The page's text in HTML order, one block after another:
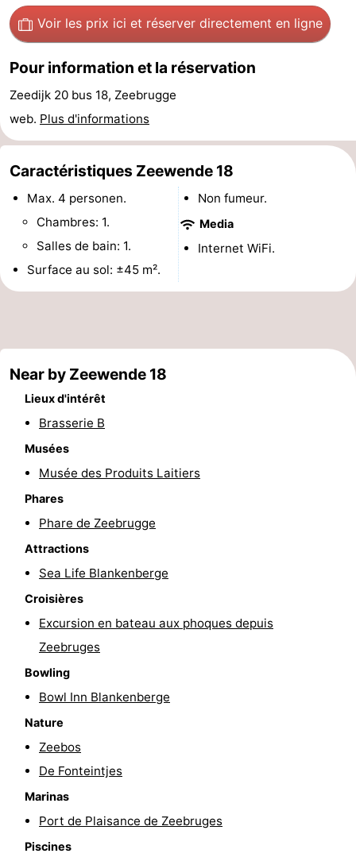
minutes
Plages
Voir
et
faire
Lieux
d'intérêt
-
Musées
-
Monuments
Moulins
Attractions
Fermes
-
Aires
jeux
intérieures
Parcours
golf
Centres
bien-
être
Villages
villes
Nature
Sports
Piscines
Terrains
golf
Surfen
Boire
manger
Événements
Pratiques
Voir les prix ici et réserver directement en ligne
Pour information et la réservation
Zeedijk 20 bus 18, Zeebrugge
web. Plus d'informations
Caractéristiques Zeewende 18
Max. 4 personen.
Chambres: 1.
Salles de bain: 1.
Surface au sol: ±45 m².
Non fumeur.
Media
Internet WiFi.
Near by Zeewende 18
Lieux d'intérêt
Brasserie B
Musées
Musée des Produits Laitiers
Phares
Phare de Zeebrugge
Attractions
Sea Life Blankenberge
Croisières
Excursion en bateau aux phoques depuis
Zeebruges
Bowling
Bowl Inn Blankenberge
Nature
Zeebos
De Fonteintjes
Marinas
Port de Plaisance de Zeebruges
Piscines